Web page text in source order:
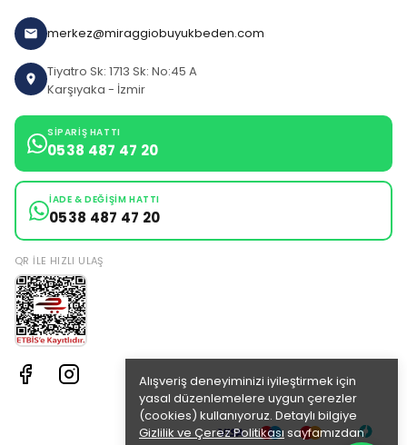
Alışveriş deneyiminizi iyileştirmek için
yasal düzenlemelere uygun çerezler
(cookies) kullanıyoruz. Detaylı bilgiye
Gizlilik ve Çerez Politikası sayfamızdan
merkez@miraggiobuyukbeden.com
Tiyatro Sk: 1713 Sk: No:45 A
Karşıyaka - İzmir
SIPARIŞ HATTI
0538 487 47 20
İADE & DEĞIŞIM HATTI
0538 487 47 20
QR ILE HIZLI ULAŞ